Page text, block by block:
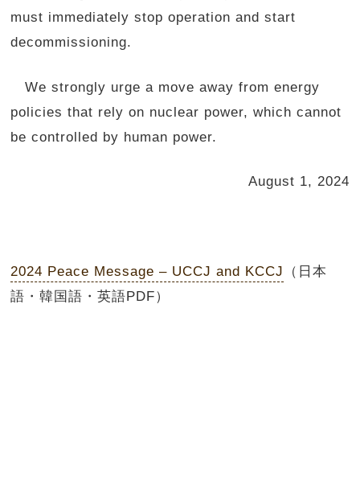
must immediately stop operation and start
decommissioning.
We strongly urge a move away from energy
policies that rely on nuclear power, which cannot
be controlled by human power.
August 1, 2024
2024 Peace Message – UCCJ and KCCJ
（日本
語・韓国語・英語PDF）